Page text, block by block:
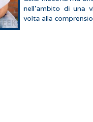
nell’ambito di una
volta alla